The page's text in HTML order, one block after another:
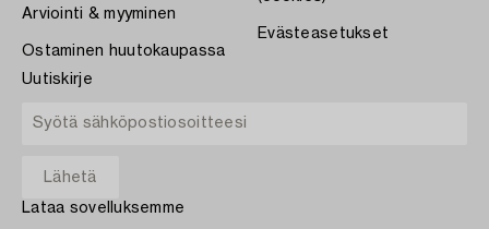
Arviointi & myyminen
Ostaminen huutokaupassa
Evästeasetukset
Uutiskirje
Lataa sovelluksemme